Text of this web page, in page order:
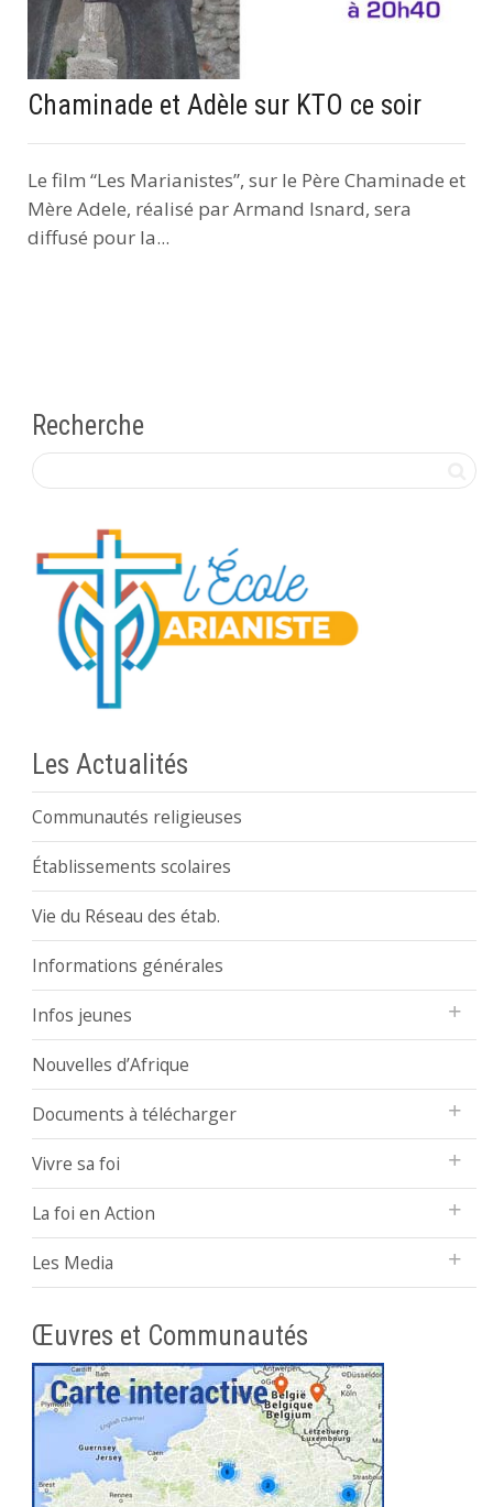
Chaminade et Adèle sur KTO ce soir
Le film “Les Marianistes”, sur le Père Chaminade et
Mère Adele, réalisé par Armand Isnard, sera
diffusé pour la...
Recherche
Les Actualités
Communautés religieuses
Établissements scolaires
Vie du Réseau des étab.
Informations générales
Infos jeunes
Nouvelles d’Afrique
Documents à télécharger
Vivre sa foi
La foi en Action
Les Media
Œuvres et Communautés